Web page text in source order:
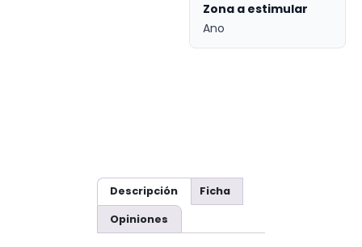
Zona a estimular
Ano
Descripción Ficha
Opiniones